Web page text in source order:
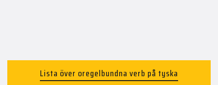
Lista över oregelbundna verb på tyska